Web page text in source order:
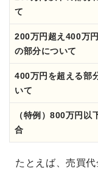
て
200万円超え400万
の部分について
400万円を超える部
いて
（特例）800万円以
合
たとえば、売買